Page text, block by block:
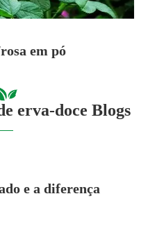
em pó
erva-doce Blogs
e a diferença